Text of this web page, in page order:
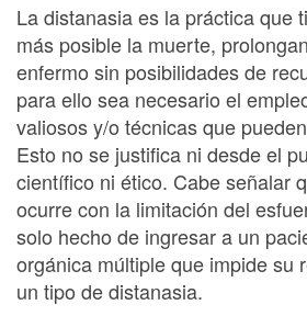
La distanasia es la práctica que
más posible la muerte,
enfermo sin posibilidades de
para ello sea necesario el
valiosos y/o técnicas que
Esto no se justifica ni desde el
científico ni ético. Cabe señalar
ocurre con la limitación del
solo hecho de ingresar a un
orgánica múltiple que impide su
un tipo de distanasia.